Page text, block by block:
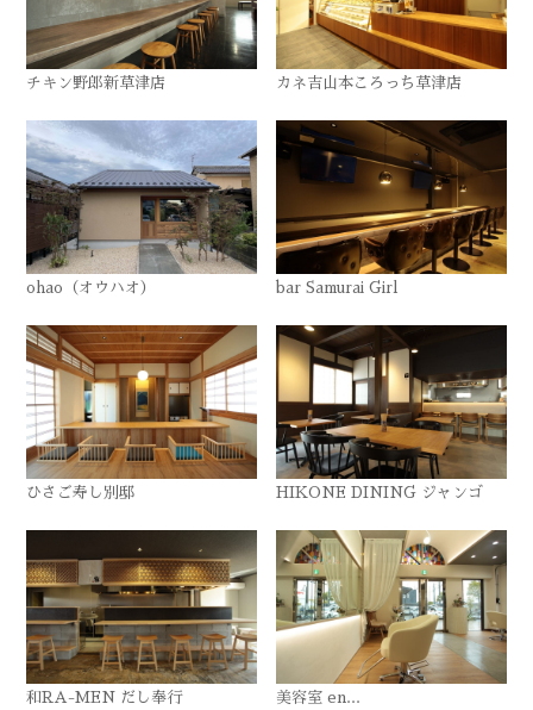
チキン野郎新草津店 カネ吉山本ころっち草津店
ohao（オウハオ） bar Samurai Girl
ひさご寿し別邸 HIKONE DINING ジャンゴ
和RA-MEN だし奉行 美容室 en...